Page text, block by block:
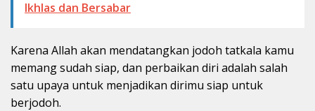
Ikhlas dan Bersabar
Karena Allah akan mendatangkan jodoh tatkala kamu
memang sudah siap, dan perbaikan diri adalah salah
satu upaya untuk menjadikan dirimu siap untuk
berjodoh.